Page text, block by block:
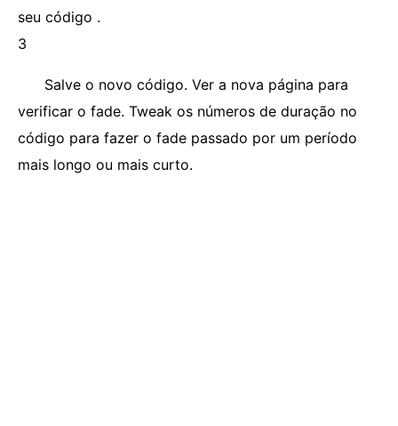
seu código .
3
Salve o novo código. Ver a nova página para
verificar o fade. Tweak os números de duração no
código para fazer o fade passado por um período
mais longo ou mais curto.